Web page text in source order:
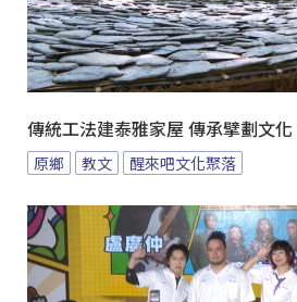
傳統工法建泰雅家屋 傳承擘劃文化
原鄉 教文 醒來吧文化聚落